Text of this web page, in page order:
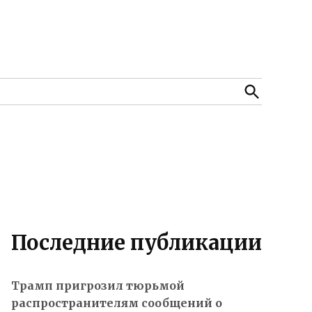
Open
Search
Последние публикации
Трамп пригрозил тюрьмой
распространителям сообщений о